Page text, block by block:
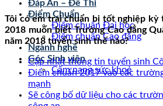
Đáp Án – Đề Thi
Điểm Chuẩn
Điểm chuẩn Đại học
Điểm chuẩn Cao đẳng
Ngành nghề
Góc Sinh viên
Cẩm nang sức khoẻ
Tôi có em trai chuẩn bị tốt nghiệp kỳ
2018 muốn biết Trường Cao đẳng
năm 2018 tuyển sinh thế nào?
Cập nhật thông tin tuyển sinh
Điểm chuẩn 2017 vào các
mạnh
Sẽ công bố dữ liệu cho các